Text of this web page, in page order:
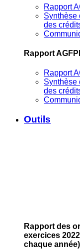
Rapport
Synthèse
des
Rapport
Rapport
Synthèse
des
Outils
Rapport des
exercices
chaque année)